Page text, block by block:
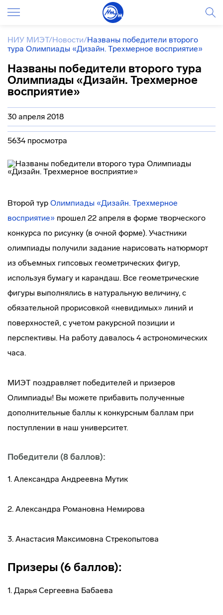
НИУ МИЭТ/Новости/Названы победители второго
тура Олимпиады «Дизайн. Трехмерное восприятие»
Названы победители второго тура
Олимпиады «Дизайн. Трехмерное
восприятие»
30 апреля 2018
5634 просмотра
Второй тур Олимпиады «Дизайн. Трехмерное
восприятие» прошел 22 апреля в форме творческого
конкурса по рисунку (в очной форме). Участники
олимпиады получили задание нарисовать натюрморт
из объемных гипсовых геометрических фигур,
используя бумагу и карандаш. Все геометрические
фигуры выполнялись в натуральную величину, с
обязательной прорисовкой «невидимых» линий и
поверхностей, с учетом ракурсной позиции и
перспективы. На работу давалось 4 астрономических
часа.
МИЭТ поздравляет победителей и призеров
Олимпиады! Вы можете прибавить полученные
дополнительные баллы к конкурсным баллам при
поступлении в наш университет.
Победители (8 баллов):
1. Александра Андреевна Мутик
2. Александра Романовна Немирова
3. Анастасия Максимовна Стрекопытова
Призеры (6 баллов):
1. Дарья Сергеевна Бабаева